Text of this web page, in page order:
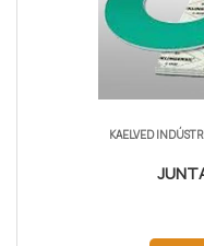
KAELVED